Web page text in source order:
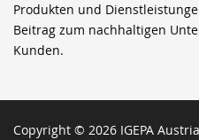
Produkten und
Beitrag zum nachhaltigen
Kunden.
Copyright © 2026 IGEPA